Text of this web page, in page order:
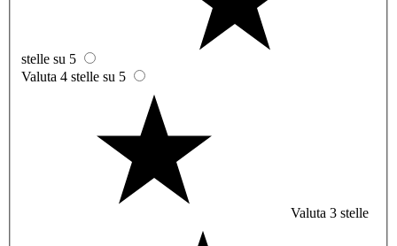
stelle su 5
Valuta 4 stelle su 5
Valuta 3 stelle